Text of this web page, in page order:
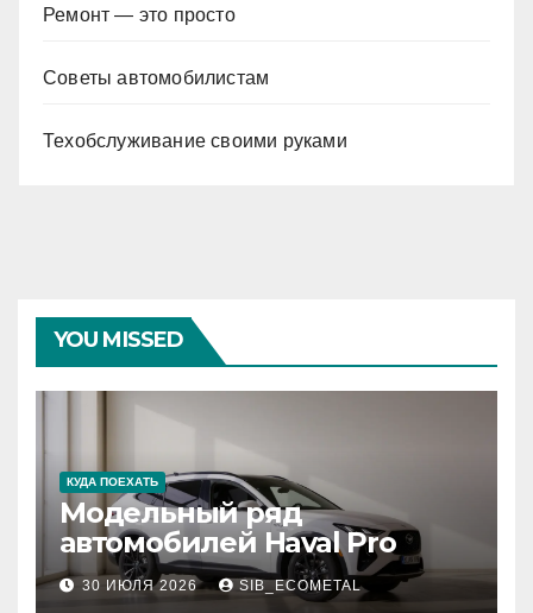
Ремонт — это просто
Советы автомобилистам
Техобслуживание своими руками
YOU MISSED
КУДА ПОЕХАТЬ
Модельный ряд
автомобилей Haval Pro
30 ИЮЛЯ 2026 SIB_ECOMETAL